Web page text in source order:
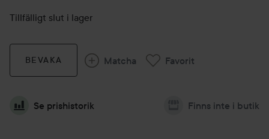
Tillfälligt slut i lager
BEVAKA Matcha Favorit
Se prishistorik Finns inte i butik